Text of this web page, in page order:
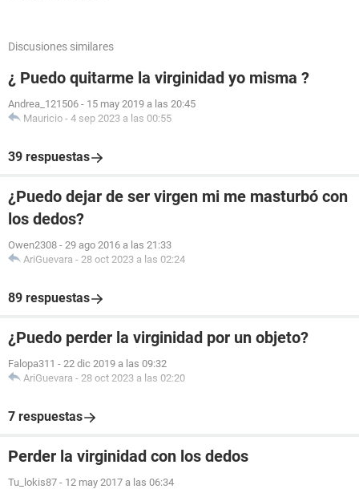
Discusiones similares
¿ Puedo quitarme la virginidad yo misma ?
Andrea_121506 - 15 may 2019 a las 20:45
Mauricio - 4 sep 2023 a las 00:55
39 respuestas
¿Puedo dejar de ser virgen mi me masturbó con
los dedos?
Owen2308 - 29 ago 2016 a las 21:33
AriGuevara - 28 oct 2023 a las 02:24
89 respuestas
¿Puedo perder la virginidad por un objeto?
Falopa311 - 22 dic 2019 a las 09:32
AriGuevara - 28 oct 2023 a las 02:20
7 respuestas
Perder la virginidad con los dedos
Tu_lokis87 - 12 may 2017 a las 06:34